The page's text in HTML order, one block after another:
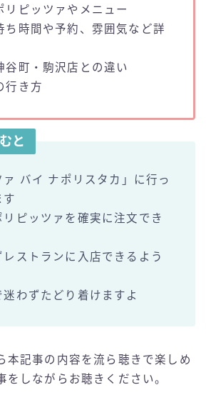
リピッツァやメニュー
ち時間や予約、雰囲気など詳
谷町・駒沢店との違い
行き方
と
ァ バイ ナポリスタカ」に行っ
す
ピッツァを確実に注文でき
ストランに入店できるよう
迷わずたどり着けますよ
本記事の内容を流ら聴きで楽しめ
をしながらお聴きください。